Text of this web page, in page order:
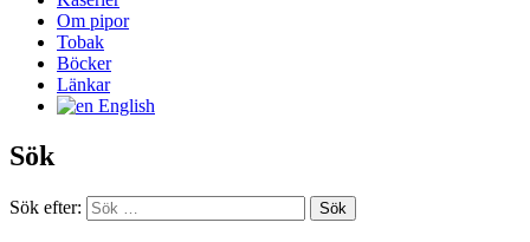
Om pipor
Tobak
Böcker
Länkar
English
Sök
Sök efter: